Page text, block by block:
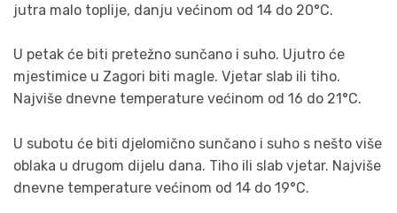
jutra malo toplije, danju većinom od 14 do 20°C.
U petak će biti pretežno sunčano i suho. Ujutro će
mjestimice u Zagori biti magle. Vjetar slab ili tiho.
Najviše dnevne temperature većinom od 16 do 21°C.
U subotu će biti djelomično sunčano i suho s nešto više
oblaka u drugom dijelu dana. Tiho ili slab vjetar. Najviše
dnevne temperature većinom od 14 do 19°C.